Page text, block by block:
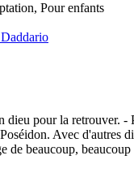
Pour enfants
pour la retrouver.
Avec d'autres
de beaucoup, beaucoup